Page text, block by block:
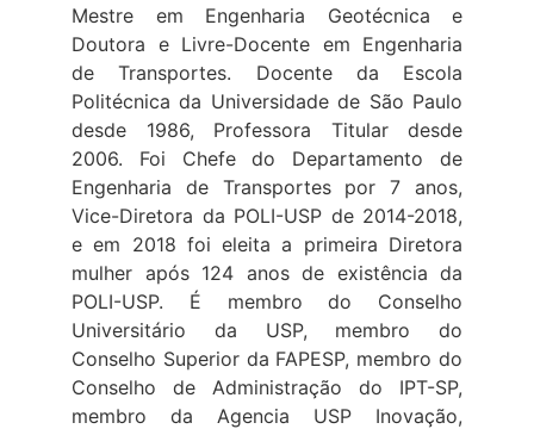
Mestre em Engenharia Geotécnica e
Doutora e Livre-Docente em Engenharia
de Transportes. Docente da Escola
Politécnica da Universidade de São Paulo
desde 1986, Professora Titular desde
2006. Foi Chefe do Departamento de
Engenharia de Transportes por 7 anos,
Vice-Diretora da POLI-USP de 2014-2018,
e em 2018 foi eleita a primeira Diretora
mulher após 124 anos de existência da
POLI-USP. É membro do Conselho
Universitário da USP, membro do
Conselho Superior da FAPESP, membro do
Conselho de Administração do IPT-SP,
membro da Agencia USP Inovação,